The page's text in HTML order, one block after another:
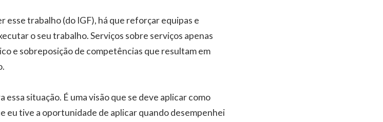
esse trabalho (do IGF), há que reforçar equipas e
o seu trabalho. Serviços sobre serviços apenas
e sobreposição de competências que resultam em
essa situação. É uma visão que se deve aplicar como
eu tive a oportunidade de aplicar quando desempenhei